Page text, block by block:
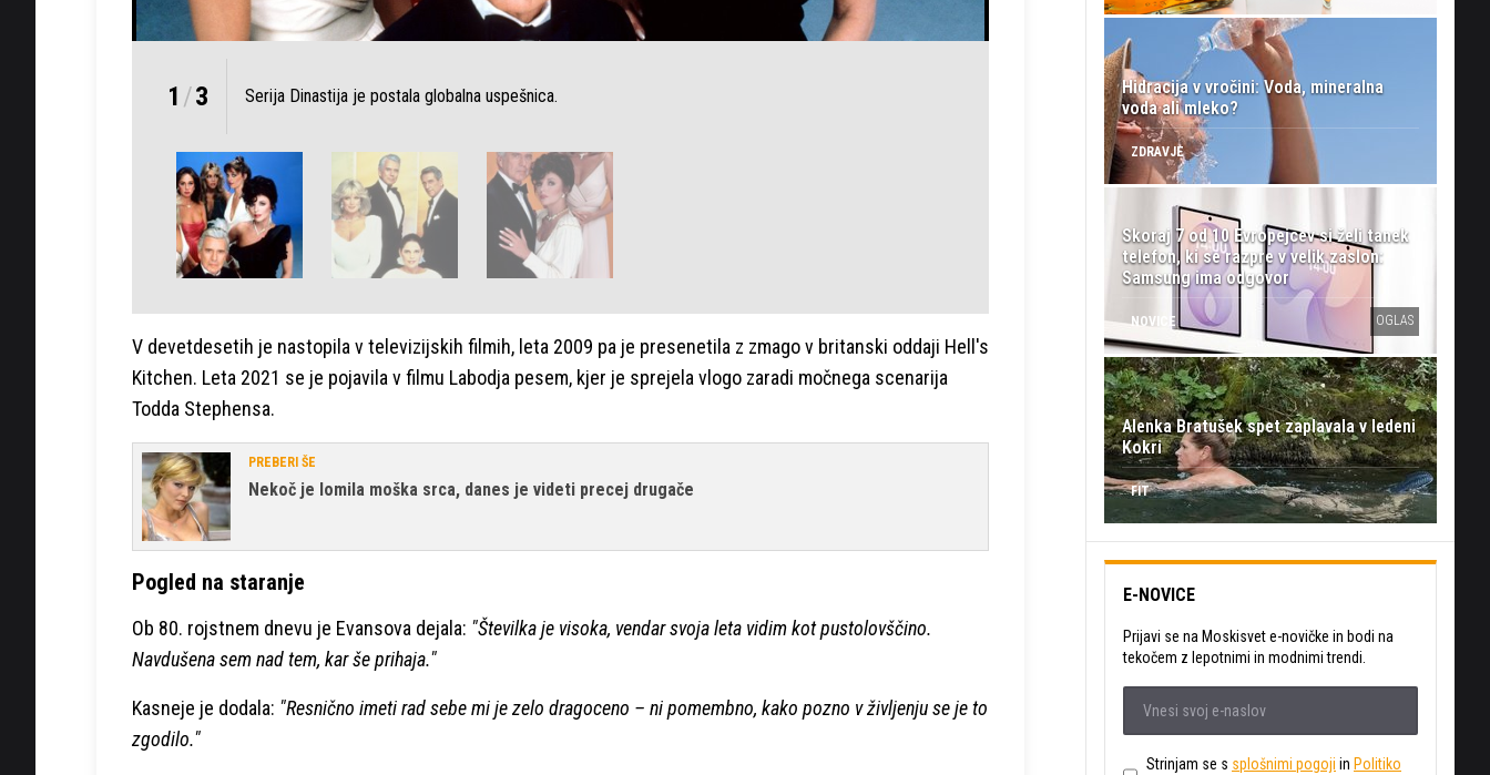
1 /3 Serija Dinastija je postala globalna uspešnica.
V devetdesetih je nastopila v televizijskih filmih, leta 2009 pa je presenetila z zmago v britanski oddaji Hell's
Kitchen. Leta 2021 se je pojavila v filmu Labodja pesem, kjer je sprejela vlogo zaradi močnega scenarija
Todda Stephensa.
PREBERI ŠE
Nekoč je lomila moška srca, danes je videti precej drugače
Pogled na staranje
Ob 80. rojstnem dnevu je Evansova dejala: "Številka je visoka, vendar svoja leta vidim kot pustolovščino.
Navdušena sem nad tem, kar še prihaja."
Kasneje je dodala: "Resnično imeti rad sebe mi je zelo dragoceno – ni pomembno, kako pozno v življenju se je to
zgodilo."
Hidracija v vročini: Voda, mineralna
voda ali mleko?
ZDRAVJE
Skoraj 7 od 10 Evropejcev si želi tanek
telefon, ki se razpre v velik zaslon:
Samsung ima odgovor
NOVICE OGLAS
Alenka Bratušek spet zaplavala v ledeni
Kokri
FIT
E-NOVICE
Prijavi se na Moskisvet e-novičke in bodi na
tekočem z lepotnimi in modnimi trendi.
Strinjam se s splošnimi pogoji in Politiko